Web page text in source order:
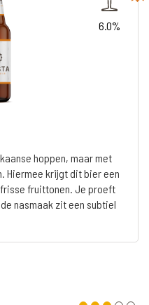
6.0%
hoppen, maar met
Hiermee krijgt dit bier een
fruittonen. Je proeft
nasmaak zit een subtiel